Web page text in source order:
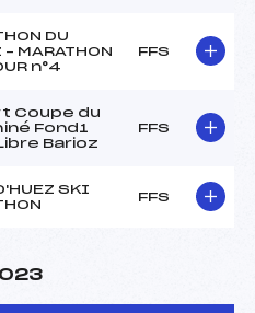
DU
– MARATHON
n°4
FFS
Coupe du
Fond1
Barioz
FFS
SKI
FFS